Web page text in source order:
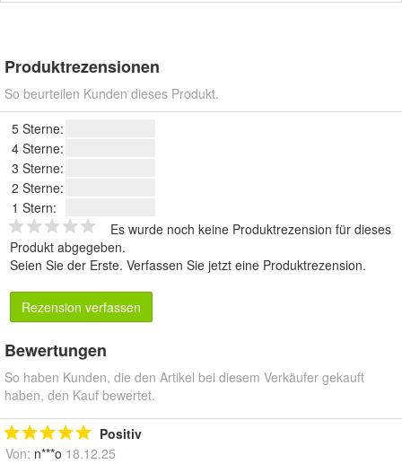
Produktrezensionen
So beurteilen Kunden dieses Produkt.
5 Sterne:
4 Sterne:
3 Sterne:
2 Sterne:
1 Stern:
Es wurde noch keine Produktrezension für dieses
Produkt abgegeben.
Seien Sie der Erste. Verfassen Sie jetzt eine Produktrezension.
Rezension verfassen
Bewertungen
So haben Kunden, die den Artikel bei diesem Verkäufer gekauft
haben, den Kauf bewertet.
Positiv
Von: n***o 18.12.25